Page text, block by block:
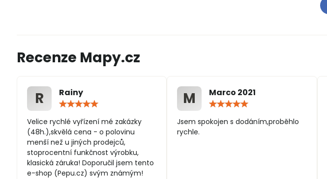
Recenze Mapy.cz
R
Rainy
/
5
Velice rychlé vyřízení mé zakázky
(48h.),skvělá cena - o polovinu
menší než u jiných prodejců,
stoprocentní funkčnost výrobku,
klasická záruka! Doporučil jsem tento
e-shop (Pepu.cz) svým známým!
M
Marco 2021
/
5
Jsem spokojen s dodáním,proběhlo
rychle.